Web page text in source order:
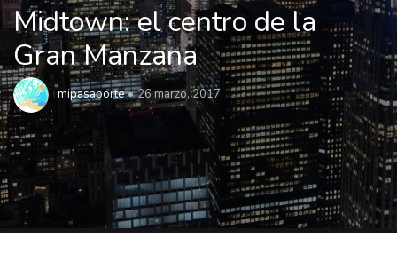
Midtown: el centro de la
Gran Manzana
mipasaporte 26 marzo, 2017